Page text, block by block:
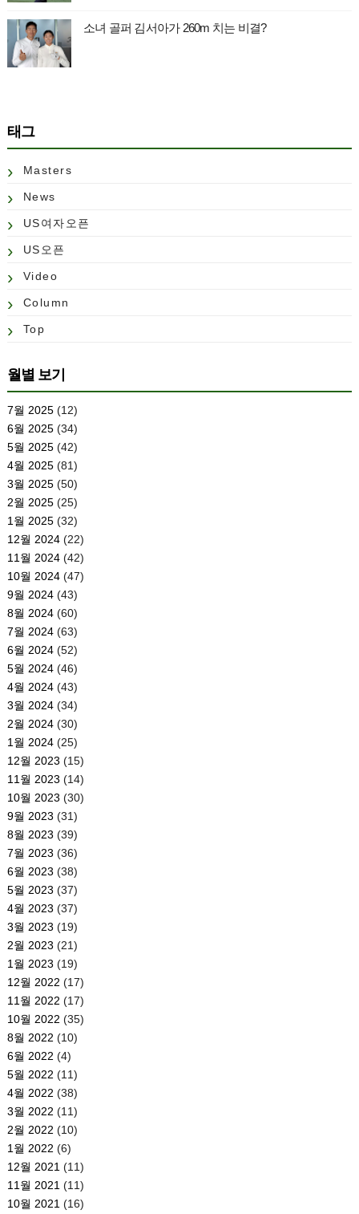
소녀 골퍼 김서아가 260m 치는 비결?
태그
Masters
News
US여자오픈
US오픈
Video
Column
Top
월별 보기
7월 2025(12)
6월 2025(34)
5월 2025(42)
4월 2025(81)
3월 2025(50)
2월 2025(25)
1월 2025(32)
12월 2024(22)
11월 2024(42)
10월 2024(47)
9월 2024(43)
8월 2024(60)
7월 2024(63)
6월 2024(52)
5월 2024(46)
4월 2024(43)
3월 2024(34)
2월 2024(30)
1월 2024(25)
12월 2023 (15)
11월 2023 (14)
10월 2023 (30)
9월 2023 (31)
8월 2023 (39)
7월 2023 (36)
6월 2023 (38)
5월 2023 (37)
4월 2023 (37)
3월 2023 (19)
2월 2023 (21)
1월 2023 (19)
12월 2022 (17)
11월 2022 (17)
10월 2022 (35)
8월 2022 (10)
6월 2022 (4)
5월 2022 (11)
4월 2022 (38)
3월 2022 (11)
2월 2022 (10)
1월 2022 (6)
12월 2021 (11)
11월 2021 (11)
10월 2021 (16)